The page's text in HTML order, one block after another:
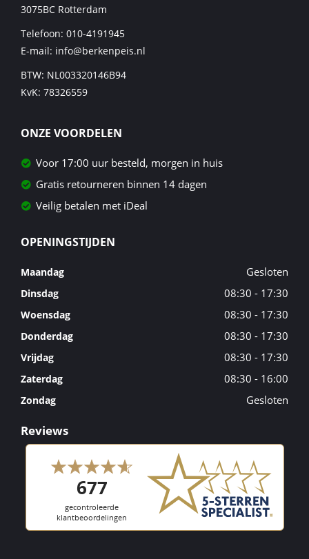
3075BC Rotterdam
Telefoon: 010-4191945
E-mail: info@berkenpeis.nl
BTW: NL003320146B94
KvK: 78326559
ONZE VOORDELEN
Voor 17:00 uur besteld, morgen in huis
Gratis retourneren binnen 14 dagen
Veilig betalen met iDeal
OPENINGSTIJDEN
Maandag Gesloten
Dinsdag 08:30 - 17:30
Woensdag 08:30 - 17:30
Donderdag 08:30 - 17:30
Vrijdag 08:30 - 17:30
Zaterdag 08:30 - 16:00
Zondag Gesloten
Reviews